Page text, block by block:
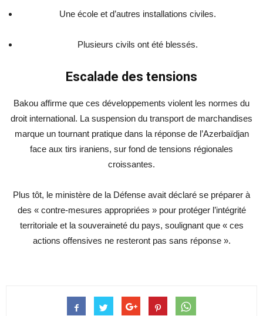
Une école et d’autres installations civiles.
Plusieurs civils ont été blessés.
Escalade des tensions
Bakou affirme que ces développements violent les normes du
droit international. La suspension du transport de marchandises
marque un tournant pratique dans la réponse de l’Azerbaïdjan
face aux tirs iraniens, sur fond de tensions régionales
croissantes.
Plus tôt, le ministère de la Défense avait déclaré se préparer à
des « contre-mesures appropriées » pour protéger l’intégrité
territoriale et la souveraineté du pays, soulignant que « ces
actions offensives ne resteront pas sans réponse ».